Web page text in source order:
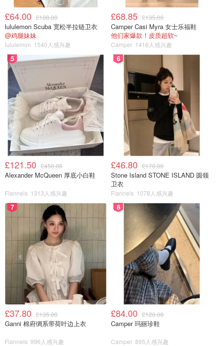
£64.00 £108.00
lululemon Scuba 宽松半拉链卫衣
@鸡腿妹妹
lululemon 1540人感兴趣
£68.85 £135.00
Camper Casi Myra 女士乐福鞋
他们家爆款！皮质超软~
Camper 1416人感兴趣
5
£121.50 £450.00
Alexander McQueen 厚底小白鞋
Flannels 1313人感兴趣
6
£46.80 £170.00
Stone Island STONE ISLAND 圆领
卫衣
Flannels 1078人感兴趣
7
£37.80 £135.00
Ganni 棉府绸系带荷叶边上衣
Flannels 996人感兴趣
8
£84.00 £120.00
Camper 玛丽珍鞋
Camper 895人感兴趣